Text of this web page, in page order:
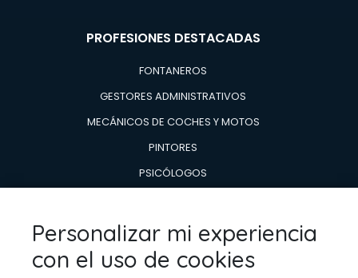
PROFESIONES DESTACADAS
FONTANEROS
GESTORES ADMINISTRATIVOS
MECÁNICOS DE COCHES Y MOTOS
PINTORES
PSICÓLOGOS
TÉCNICOS EN REPARACIÓN DE
ELECTRODOMESTICOS
VETERINARIOS
Personalizar mi experiencia
con el uso de cookies